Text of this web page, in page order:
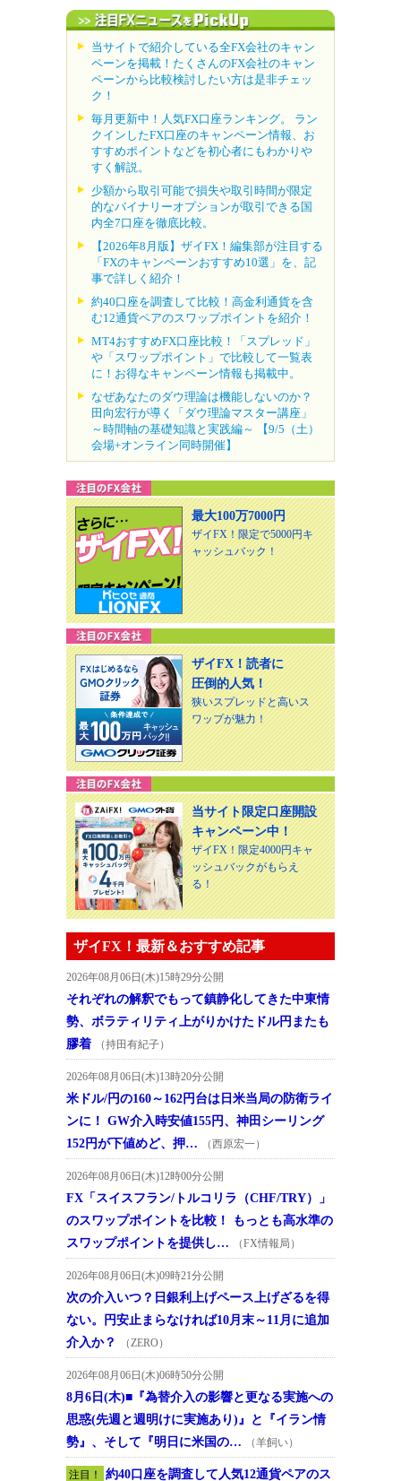
当サイトで紹介している全FX会社のキャン
ペーンを掲載！たくさんのFX会社のキャン
ペーンから比較検討したい方は是非チェッ
ク！
毎月更新中！人気FX口座ランキング。 ラン
クインしたFX口座のキャンペーン情報、お
すすめポイントなどを初心者にもわかりや
すく解説。
少額から取引可能で損失や取引時間が限定
的なバイナリーオプションが取引できる国
内全7口座を徹底比較。
【2026年8月版】ザイFX！編集部が注目する
「FXのキャンペーンおすすめ10選」を、記
事で詳しく紹介！
約40口座を調査して比較！高金利通貨を含
む12通貨ペアのスワップポイントを紹介！
MT4おすすめFX口座比較！「スプレッド」
や「スワップポイント」で比較して一覧表
に！お得なキャンペーン情報も掲載中。
なぜあなたのダウ理論は機能しないのか？
田向宏行が導く「ダウ理論マスター講座」
～時間軸の基礎知識と実践編～ 【9/5（土）
会場+オンライン同時開催】
最大100万7000円
ザイFX！限定で5000円キ
ャッシュバック！
ザイFX！読者に
圧倒的人気！
狭いスプレッドと高いス
ワップが魅力！
当サイト限定口座開設
キャンペーン中！
ザイFX！限定4000円キャ
ッシュバックがもらえ
る！
ザイFX！最新＆おすすめ記事
2026年08月06日(木)15時29分公開
それぞれの解釈でもって鎮静化してきた中東情
勢、ボラティリティ上がりかけたドル円またも
膠着
（持田有紀子）
2026年08月06日(木)13時20分公開
米ドル/円の160～162円台は日米当局の防衛ライ
ンに！ GW介入時安値155円、神田シーリング
152円が下値めど、押…
（西原宏一）
2026年08月06日(木)12時00分公開
FX「スイスフラン/トルコリラ（CHF/TRY）」
のスワップポイントを比較！ もっとも高水準の
スワップポイントを提供し…
（FX情報局）
2026年08月06日(木)09時21分公開
次の介入いつ？日銀利上げペース上げざるを得
ない。円安止まらなければ10月末～11月に追加
介入か？
（ZERO）
2026年08月06日(木)06時50分公開
8月6日(木)■『為替介入の影響と更なる実施への
思惑(先週と週明けに実施あり)』と『イラン情
勢』、そして『明日に米国の…
（羊飼い）
注目！ 約40口座を調査して人気12通貨ペアのス